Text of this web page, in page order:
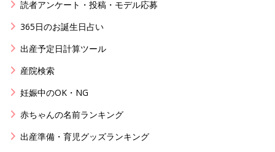
読者アンケート・投稿・モデル応募
365日のお誕生日占い
出産予定日計算ツール
産院検索
妊娠中のOK・NG
赤ちゃんの名前ランキング
出産準備・育児グッズランキング